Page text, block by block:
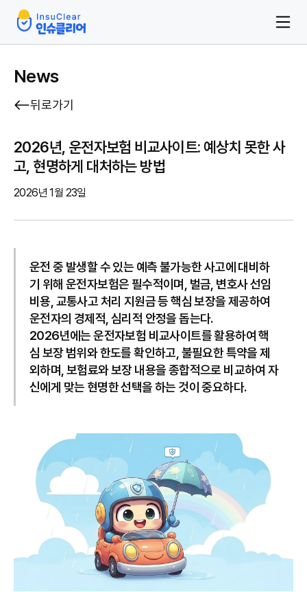
News
뒤로가기
2026년, 운전자보험 비교사이트: 예상치 못한 사
고, 현명하게 대처하는 방법
2026년 1월 23일
운전 중 발생할 수 있는 예측 불가능한 사고에 대비하
기 위해 운전자보험은 필수적이며, 벌금, 변호사 선임
비용, 교통사고 처리 지원금 등 핵심 보장을 제공하여
운전자의 경제적, 심리적 안정을 돕는다.
2026년에는 운전자보험 비교사이트를 활용하여 핵
심 보장 범위와 한도를 확인하고, 불필요한 특약을 제
외하며, 보험료와 보장 내용을 종합적으로 비교하여 자
신에게 맞는 현명한 선택을 하는 것이 중요하다.